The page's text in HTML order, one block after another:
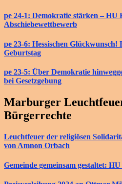
pe 24-1: Demokratie stärken – HU
Abschiebewettbewerb
pe 23-6: Hessischen
Geburtstag
pe 23-5: Über Demokratie
bei Gesetzgebung
Marburger
Bürgerrechte
Leuchtfeuer der religiösen
von Amnon Orbach
Gemeinde gemeinsam gestaltet: